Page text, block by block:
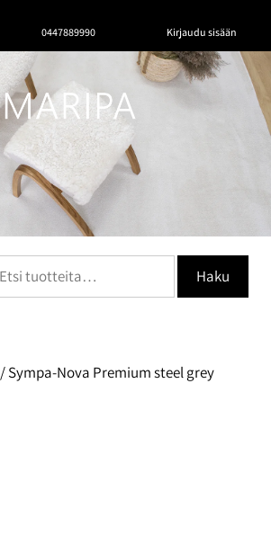
0447889990 Kirjaudu sisään
Haku
/ Sympa-Nova Premium steel grey